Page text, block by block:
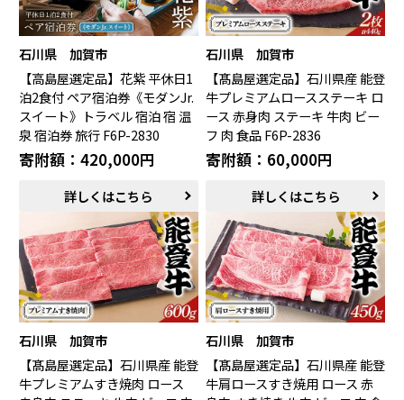
中津川市（岐阜県）美濃加茂市（岐阜県）
郡上市（岐阜県）浜松市（静岡県）
富士市（静岡県）
近畿エリア
松阪市（三重県）
鳥羽市（三重県）
多気町（三重県）
明和町（三重県）
東近江市（滋賀県）
京都市（京都府）
与謝野町（京都府）大阪市（大阪府）
泉佐野市（大阪府）岸和田市（大阪府）
阪南市（大阪府）堺市（大阪府）
神戸市（兵庫県）豊岡市（兵庫県）
三木市（兵庫県）香美町（兵庫県）
中国エリア
米子市（鳥取県）倉吉市（鳥取県）
石川県 加賀市
【高島屋選定品】花紫 平休日1
泊2食付 ペア宿泊券《モダンJr.
スイート》トラベル 宿泊 宿 温
泉 宿泊券 旅行 F6P-2830
寄附額：420,000円
詳しくはこちら
石川県 加賀市
【髙島屋選定品】石川県産 能登
牛プレミアムロースステーキ ロ
ース 赤身肉 ステーキ 牛肉 ビー
フ 肉 食品 F6P-2836
寄附額：60,000円
詳しくはこちら
石川県 加賀市
【髙島屋選定品】石川県産 能登
牛プレミアムすき焼肉 ロース
石川県 加賀市
【髙島屋選定品】石川県産 能登
牛肩ロースすき焼用 ロース 赤